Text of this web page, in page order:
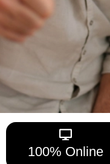
100% Online